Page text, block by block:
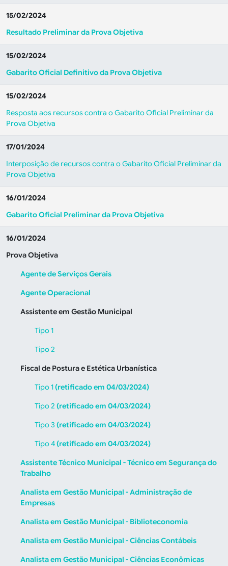
15/02/2024
Resultado Preliminar da Prova Objetiva
15/02/2024
Gabarito Oficial Definitivo da Prova Objetiva
15/02/2024
Resposta aos recursos contra o Gabarito Oficial Preliminar da
Prova Objetiva
17/01/2024
Interposição de recursos contra o Gabarito Oficial Preliminar da
Prova Objetiva
16/01/2024
Gabarito Oficial Preliminar da Prova Objetiva
16/01/2024
Prova Objetiva
Agente de Serviços Gerais
Agente Operacional
Assistente em Gestão Municipal
Tipo 1
Tipo 2
Fiscal de Postura e Estética Urbanística
Tipo 1(retificado em 04/03/2024)
Tipo 2 (retificado em 04/03/2024)
Tipo 3 (retificado em 04/03/2024)
Tipo 4(retificado em 04/03/2024)
Assistente Técnico Municipal - Técnico em Segurança do
Trabalho
Analista em Gestão Municipal - Administração de
Empresas
Analista em Gestão Municipal - Biblioteconomia
Analista em Gestão Municipal - Ciências Contábeis
Analista em Gestão Municipal - Ciências Econômicas